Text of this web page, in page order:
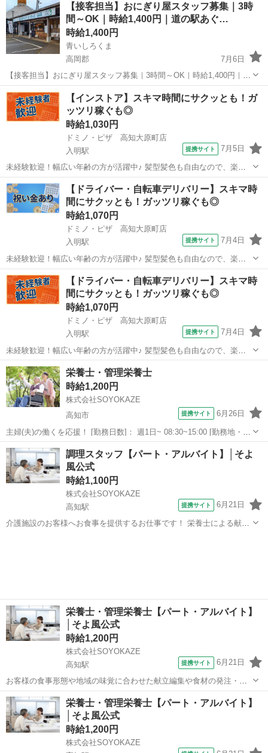
【接客担当】おにぎり屋スタッフ募集｜3時
間～OK｜時給1,400円｜道の駅あぐ…
時給1,400円
青いしろくま
高岡郡
7月6日
【接客担当】おにぎり屋スタッフ募集｜3時間～OK｜時給1,400円｜道
の駅あぐり窪川 四万十町・道の駅「あぐり窪川」にある テイクアウト
専門店「青いしろくま」です。 木を基調とした、明るくて清潔感のあ
るお店で ...
高知 高岡郡 飲食 時給
【インストア】スキマ時間にサクッとも！ガ
ッツリ稼ぐも◎
時給1,030円
ドミノ・ピザ 高知大原町店
入明駅
提携サイト 7月5日
未経験歓迎！幅広い年齢の方が活躍中♪ 髪型髪色も自由なので、楽し
みながらドミノ・ピザで一緒に働きませんか? 新店舗も続々オープン
中のドミノ・ピザでは明るく元気に働いてくれるスタッフを大募集中
です♪ 1985年、日本ではじ...
高知 高知市 入明駅 その他
【ドライバー・自転車デリバリー】スキマ時
間にサクッとも！ガッツリ稼ぐも◎
時給1,070円
ドミノ・ピザ 高知大原町店
入明駅
提携サイト 7月4日
未経験歓迎！幅広い年齢の方が活躍中♪ 髪型髪色も自由なので、楽し
みながらドミノ・ピザで一緒に働きませんか? 新店舗も続々オープン
中のドミノ・ピザでは明るく元気に働いてくれるスタッフを大募集中
です♪ 1985年、日本ではじ...
高知 高知市 入明駅 デリバリー
【ドライバー・自転車デリバリー】スキマ時
間にサクッとも！ガッツリ稼ぐも◎
時給1,070円
ドミノ・ピザ 高知大原町店
入明駅
提携サイト 7月4日
未経験歓迎！幅広い年齢の方が活躍中♪ 髪型髪色も自由なので、楽し
みながらドミノ・ピザで一緒に働きませんか? 新店舗も続々オープン
中のドミノ・ピザでは明るく元気に働いてくれるスタッフを大募集中
です♪ 1985年、日本ではじ...
高知 高知市 入明駅 デリバリー
栄養士・管理栄養士
時給1,200円
株式会社SOYOKAZE
高知市
提携サイト 6月26日
主婦(夫)の働くを応援！ [勤務日数]： 週1日~ 08:30~15:00 [勤務地・最
寄駅]： 高知県高知市福井町805番4 高知ケアセンターそよ風(45846) 円
行寺口駅徒歩15分 [職種名]：栄養士・管理栄養...
高知 高知市 キッチン
調理スタッフ【パート・アルバイト】│そよ
風公式
時給1,100円
株式会社SOYOKAZE
高知駅
提携サイト 6月21日
介護施設のお客様へお食事を提供するお仕事です！ 栄養士による献立
栄養士・管理栄養士【パート・アルバイト】
│そよ風公式
時給1,200円
株式会社SOYOKAZE
高知駅
提携サイト 6月21日
お客様の食事形態や地域の味覚に合わせた献立編集や食材の発注・在
庫管理、帳票作成、食材費の管理などを担当。 調理補助や配膳・下
膳、厨房の衛生管理にも携わり、イベント食や行事メニューの企画に
も関われます。 ※介護業務と兼務の可能...
高知 高知市 高知駅 その他
栄養士・管理栄養士【パート・アルバイト】
│そよ風公式
時給1,200円
株式会社SOYOKAZE